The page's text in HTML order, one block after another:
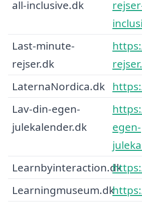
all-inclusive.dk
Last-minute-
rejser.dk
LaternaNordica.dk
Lav-din-egen-
julekalender.dk
egen-
Learnbyinteraction.dk
Learningmuseum.dk